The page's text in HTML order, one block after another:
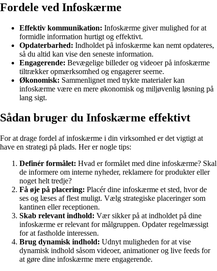
Fordele ved Infoskærme
Effektiv kommunikation: Infoskærme giver mulighed for at
formidle information hurtigt og effektivt.
Opdaterbarhed: Indholdet på infoskærme kan nemt opdateres,
så du altid kan vise den seneste information.
Engagerende: Bevægelige billeder og videoer på infoskærme
tiltrækker opmærksomhed og engagerer seerne.
Økonomisk: Sammenlignet med trykte materialer kan
infoskærme være en mere økonomisk og miljøvenlig løsning på
lang sigt.
Sådan bruger du Infoskærme effektivt
For at drage fordel af infoskærme i din virksomhed er det vigtigt at
have en strategi på plads. Her er nogle tips:
Definér formålet: Hvad er formålet med dine infoskærme? Skal
de informere om interne nyheder, reklamere for produkter eller
noget helt tredje?
Få øje på placering: Placér dine infoskærme et sted, hvor de
ses og læses af flest muligt. Vælg strategiske placeringer som
kantinen eller receptionen.
Skab relevant indhold: Vær sikker på at indholdet på dine
infoskærme er relevant for målgruppen. Opdater regelmæssigt
for at fastholde interessen.
Brug dynamisk indhold: Udnyt muligheden for at vise
dynamisk indhold såsom videoer, animationer og live feeds for
at gøre dine infoskærme mere engagerende.